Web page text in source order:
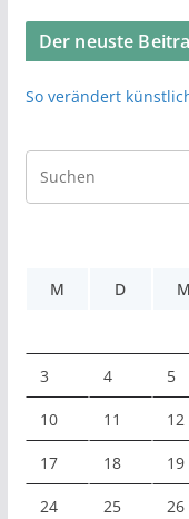
Der neuste
So verändert
M
D M
3 4 5
10 11 12
17 18 19
24 25 26